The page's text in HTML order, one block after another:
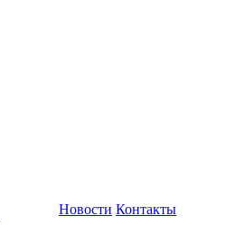
Новости Контакты